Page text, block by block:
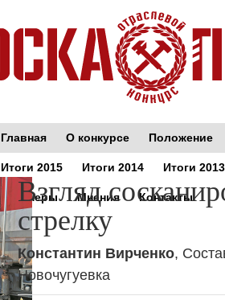
Главная О конкурсе Положение
Итоги 2015 Итоги 2014 Итоги 2013
Партнеры Мнения Контакты
Взгляд
стрелку
Константин Вирченко,
Новочугуевка